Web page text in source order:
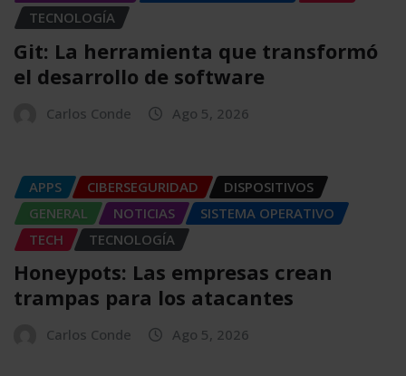
TECNOLOGÍA
Git: La herramienta que transformó
el desarrollo de software
Carlos Conde Ago 5, 2026
APPS CIBERSEGURIDAD
DISPOSITIVOS
GENERAL
NOTICIAS
SISTEMA OPERATIVO
TECH
TECNOLOGÍA
Honeypots: Las empresas crean
trampas para los atacantes
Carlos Conde Ago 5, 2026